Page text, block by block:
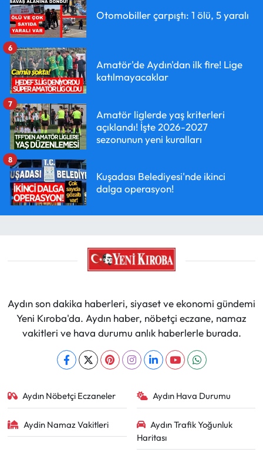
Otomobiller çarpıştı: 1 ölü, 5 yaralı
Amatör'de Aydın'dan ilk fire! Lige
katılmayacaklar
6
Amatör liglerde yaş kriterleri
açıklandı! İşte 2026-2027
sezonunun yeni kuralları
7
Kuşadası Belediyesi'nde ikinci
dalga operasyon!
8
Aydın son dakika haberleri, siyaset ve ekonomi gündemi
Yeni Kıroba'da. Aydın haber, nöbetçi eczane, namaz
vakitleri ve hava durumu anlık haberlerle burada.
Aydın Nöbetçi Eczaneler Aydın Hava Durumu
Aydin Namaz Vakitleri
Aydın Trafik Yoğunluk
Haritası